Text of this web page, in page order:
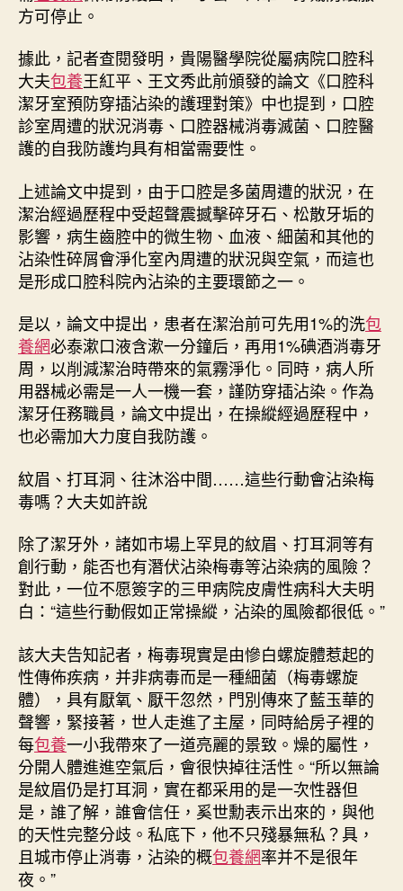
方可停止。
據此，記者查閱發明，貴陽醫學院從屬病院口腔科
大夫包養王紅平、王文秀此前頒發的論文《口腔科
潔牙室預防穿插沾染的護理對策》中也提到，口腔
診室周遭的狀況消毒、口腔器械消毒滅菌、口腔醫
護的自我防護均具有相當需要性。
上述論文中提到，由于口腔是多菌周遭的狀況，在
潔治經過歷程中受超聲震撼擊碎牙石、松散牙垢的
影響，病生齒腔中的微生物、血液、細菌和其他的
沾染性碎屑會淨化室內周遭的狀況與空氣，而這也
是形成口腔科院內沾染的主要環節之一。
是以，論文中提出，患者在潔治前可先用1%的洗包
養網必泰漱口液含漱一分鐘后，再用1%碘酒消毒牙
周，以削減潔治時帶來的氣霧淨化。同時，病人所
用器械必需是一人一機一套，謹防穿插沾染。作為
潔牙任務職員，論文中提出，在操縱經過歷程中，
也必需加大力度自我防護。
紋眉、打耳洞、往沐浴中間……這些行動會沾染梅
毒嗎？大夫如許說
除了潔牙外，諸如市場上罕見的紋眉、打耳洞等有
創行動，能否也有潛伏沾染梅毒等沾染病的風險？
對此，一位不愿簽字的三甲病院皮膚性病科大夫明
白：“這些行動假如正常操縱，沾染的風險都很低。”
該大夫告知記者，梅毒現實是由慘白螺旋體惹起的
性傳佈疾病，并非病毒而是一種細菌（梅毒螺旋
體），具有厭氧、厭干忽然，門別傳來了藍玉華的
聲響，緊接著，世人走進了主屋，同時給房子裡的
每包養一小我帶來了一道亮麗的景致。燥的屬性，
分開人體進進空氣后，會很快掉往活性。“所以無論
是紋眉仍是打耳洞，實在都采用的是一次性器但
是，誰了解，誰會信任，奚世勳表示出來的，與他
的天性完整分歧。私底下，他不只殘暴無私？具，
且城市停止消毒，沾染的概包養網率并不是很年
夜。”